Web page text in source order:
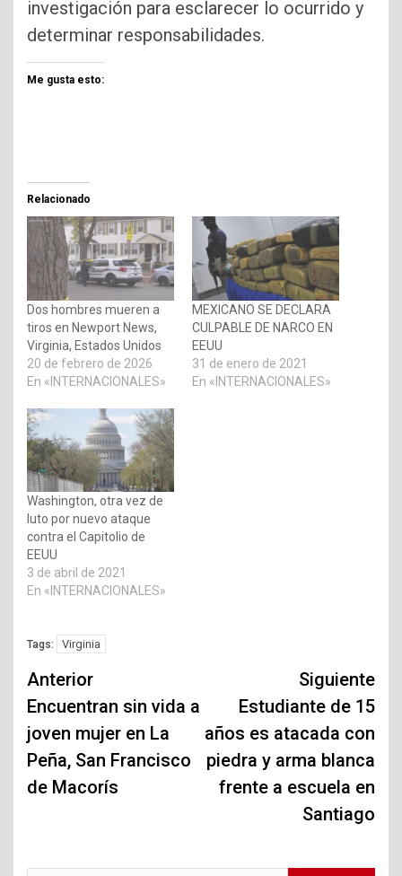
investigación para esclarecer lo ocurrido y
determinar responsabilidades.
Me gusta esto:
Relacionado
Dos hombres mueren a
tiros en Newport News,
Virginia, Estados Unidos
20 de febrero de 2026
En «INTERNACIONALES»
MEXICANO SE DECLARA
CULPABLE DE NARCO EN
EEUU
31 de enero de 2021
En «INTERNACIONALES»
Washington, otra vez de
luto por nuevo ataque
contra el Capitolio de
EEUU
3 de abril de 2021
En «INTERNACIONALES»
Tags: Virginia
Navegación
de
entradas
Anterior
Encuentran sin vida a
joven mujer en La
Peña, San Francisco
de Macorís
Siguiente
Estudiante de 15
años es atacada con
piedra y arma blanca
frente a escuela en
Santiago